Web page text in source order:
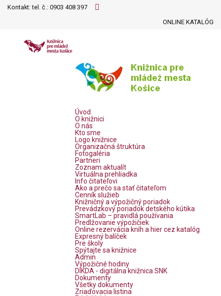
Kontakt: tel. č.: 0903 408 397
ONLINE KATALÓG
Úvod
O knižnici
O nás
Kto sme
Logo knižnice
Organizačná štruktúra
Fotogaléria
Partneri
Zoznam aktualít
Virtuálna prehliadka
Info čitateľovi
Ako a prečo sa stať čitateľom
Cenník služieb
Knižničný a výpožičný poriadok
Prevádzkový poriadok detského kútika
SmartLab – pravidlá používania
Predlžovanie výpožičiek
Online rezervácia kníh a hier cez katalóg
Expresný balíček
Pre školy
Spýtajte sa knižnice
Admin
Výpožičné hodiny
DIKDA - digitálna knižnica SNK
Dokumenty
Všetky dokumenty
Zriaďovacia listina